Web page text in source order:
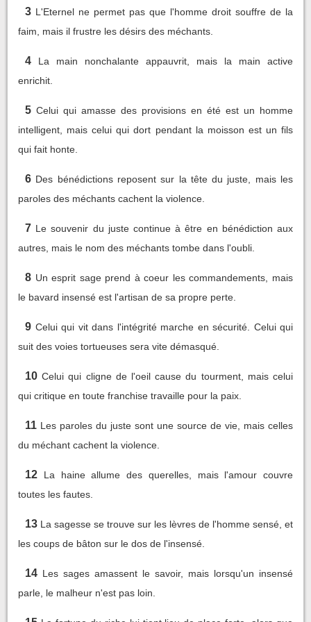
3 L'Eternel ne permet pas que l'homme droit souffre de la
faim, mais il frustre les désirs des méchants.
4
La main nonchalante appauvrit, mais la main active
enrichit.
5 Celui qui amasse des provisions en été est un homme
intelligent, mais celui qui dort pendant la moisson est un fils
qui fait honte.
6 Des bénédictions reposent sur la tête du juste, mais les
paroles des méchants cachent la violence.
7 Le souvenir du juste continue à être en bénédiction aux
autres, mais le nom des méchants tombe dans l'oubli.
8 Un esprit sage prend à coeur les commandements, mais
le bavard insensé est l'artisan de sa propre perte.
9 Celui qui vit dans l'intégrité marche en sécurité. Celui qui
suit des voies tortueuses sera vite démasqué.
10 Celui qui cligne de l'oeil cause du tourment, mais celui
qui critique en toute franchise travaille pour la paix.
11 Les paroles du juste sont une source de vie, mais celles
du méchant cachent la violence.
12
La haine allume des querelles, mais l'amour couvre
toutes les fautes.
13 La sagesse se trouve sur les lèvres de l'homme sensé, et
les coups de bâton sur le dos de l'insensé.
14 Les sages amassent le savoir, mais lorsqu'un insensé
parle, le malheur n'est pas loin.